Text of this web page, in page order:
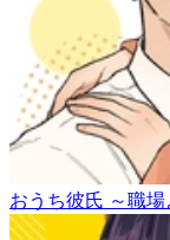
おうち彼氏 ～職